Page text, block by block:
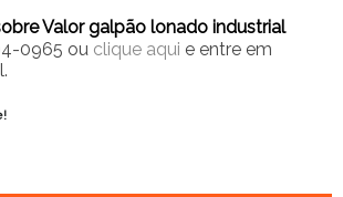
Valor galpão lonado industrial
0965 ou clique aqui e entre em